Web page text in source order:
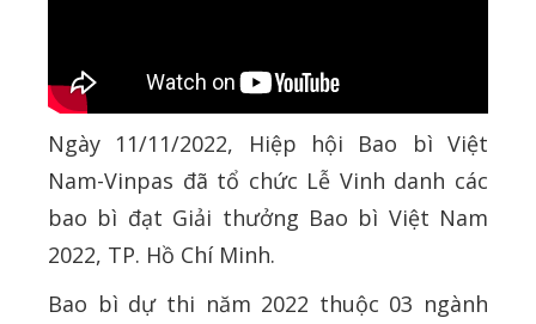
Ngày 11/11/2022, Hiệp hội Bao bì Việt
Nam-Vinpas đã tổ chức Lễ Vinh danh các
bao bì đạt Giải thưởng Bao bì Việt Nam
2022, TP. Hồ Chí Minh.
Bao bì dự thi năm 2022 thuộc 03 ngành